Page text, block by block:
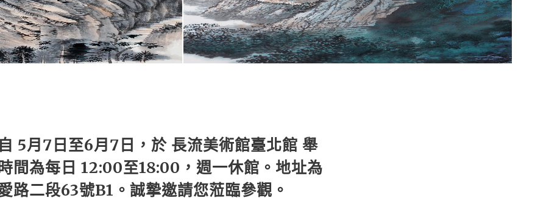
5月7日至6月7日，於 長流美術館臺北館 舉
間為每日 12:00至18:00，週一休館。地址為
路二段63號B1。誠摯邀請您蒞臨參觀。